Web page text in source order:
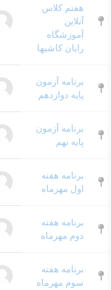
منصور کاشیها
13 آبان 1402
منصور کاشیها
13 آبان 1402
منصور کاشیها
13 آبان 1402
منصور کاشیها
منصور کاشیها
منصور کاشیها
13 مهر 1403